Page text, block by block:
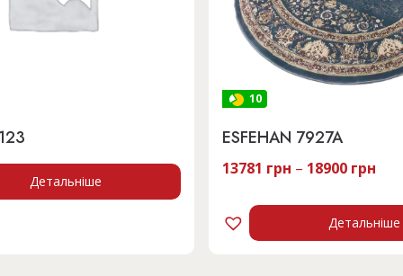
Детальніше
10
ESFEHAN 7927A
13781 грн – 18900 грн
Детальніше